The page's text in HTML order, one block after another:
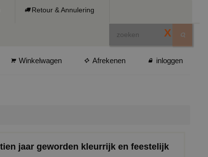
Retour & Annulering
X
Winkelwagen Afrekenen inloggen
jaar geworden kleurrijk en feestelijk